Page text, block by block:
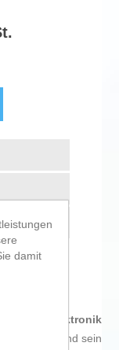
IT und Elektronik
Stand sein
damit